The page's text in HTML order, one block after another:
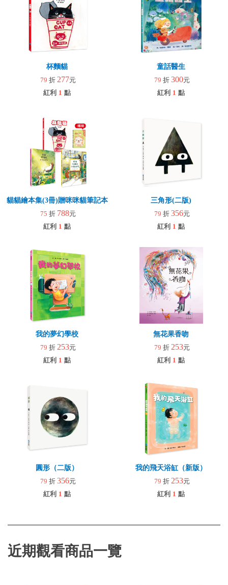
杯麵貓
79 折 277元
紅利 1 點
童話醫生
79 折 300元
紅利 1 點
貓貓繪本集(3冊)贈咪咪貓筆記本
75 折 788元
紅利 1 點
三角形(二版)
79 折 356元
紅利 1 點
我的夢幻學校
79 折 253元
紅利 1 點
無花果香吻
79 折 253元
紅利 1 點
圓形（二版）
79 折 356元
紅利 1 點
我的飛天浴缸（新版）
79 折 253元
紅利 1 點
近期觀看商品一覽